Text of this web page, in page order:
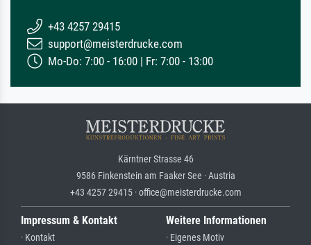
+43 4257 29415
support@meisterdrucke.com
Mo-Do: 7:00 - 16:00 | Fr: 7:00 - 13:00
Kärntner Strasse 46
9586 Finkenstein am Faaker See · Austria
+43 4257 29415 · office@meisterdrucke.com
Impressum & Kontakt
· Kontakt
Weitere Informationen
· Eigenes Motiv